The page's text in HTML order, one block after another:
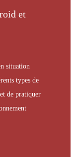
et
situation
types de
de pratiquer